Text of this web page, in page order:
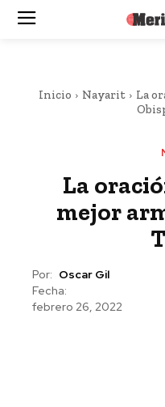
Inicio Nayarit
La
La
mejor
Por: Oscar Gil
Fecha:
febrero 26, 2022